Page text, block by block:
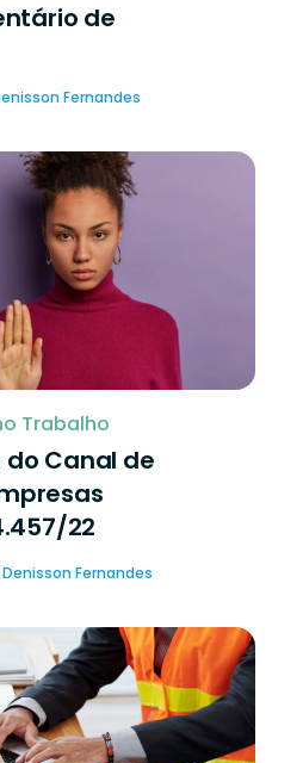
de
Fernandes
Trabalho
Canal de
22
Denisson Fernandes